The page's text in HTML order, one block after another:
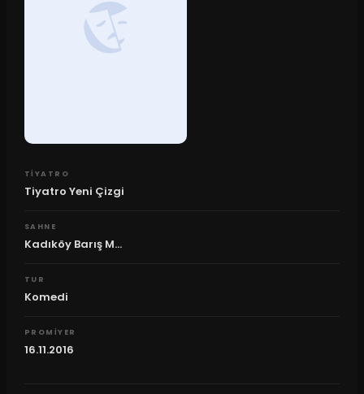
TIYATRO
Tiyatro Yeni Çizgi
SAHNE
Kadıköy Barış M...
TUR
Komedi
PROMIYER
16.11.2016